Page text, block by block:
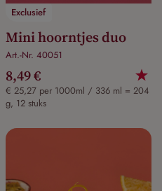
Exclusief
Mini hoorntjes duo
Art.-Nr. 40051
8,49 €
€ 25,27 per 1000ml / 336 ml = 204
g, 12 stuks